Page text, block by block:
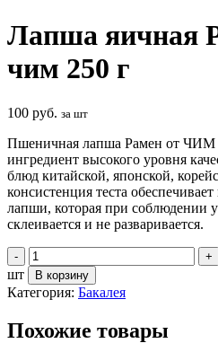
Лапша яичная
чим 250 г
100 руб. за шт
Пшеничная лапша Рамен от
ингредиент высокого уровня
блюд китайской, японской,
консистенция теста
лапши, которая при соблюдении
склеивается и не разваривается.
шт В корзину
Категория: Бакалея
Похожие товары